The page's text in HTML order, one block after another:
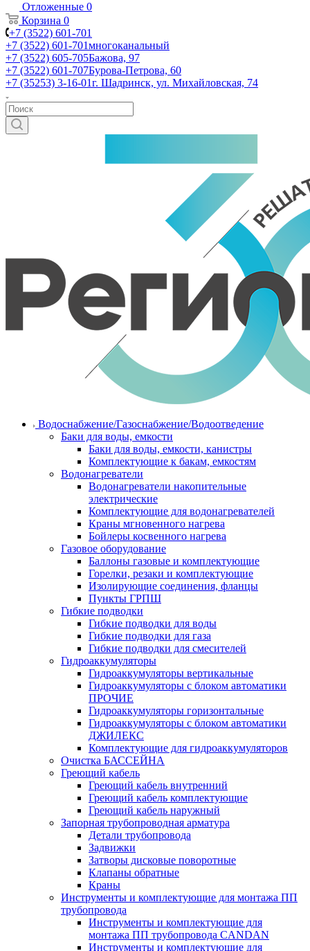
Отложенные 0
Корзина 0
+7 (3522) 601-701
+7 (3522) 601-701многоканальный
+7 (3522) 605-705Бажова, 97
+7 (3522) 601-707Бурова-Петрова, 60
+7 (35253) 3-16-01г. Шадринск, ул. Михайловская, 74
Водоснабжение/Газоснабжение/Водоотведение
Баки для воды, емкости
Баки для воды, емкости, канистры
Комплектующие к бакам, емкостям
Водонагреватели
Водонагреватели накопительные
электрические
Комплектующие для водонагревателей
Краны мгновенного нагрева
Бойлеры косвенного нагрева
Газовое оборудование
Баллоны газовые и комплектующие
Горелки, резаки и комплектующие
Изолирующие соединения, фланцы
Пункты ГРПШ
Гибкие подводки
Гибкие подводки для воды
Гибкие подводки для газа
Гибкие подводки для смесителей
Гидроаккумуляторы
Гидроаккумуляторы вертикальные
Гидроаккумуляторы с блоком автоматики
ПРОЧИЕ
Гидроаккумуляторы горизонтальные
Гидроаккумуляторы с блоком автоматики
ДЖИЛЕКС
Комплектующие для гидроаккумуляторов
Очистка БАССЕЙНА
Греющий кабель
Греющий кабель внутренний
Греющий кабель комплектующие
Греющий кабель наружный
Запорная трубопроводная арматура
Детали трубопровода
Задвижки
Затворы дисковые поворотные
Клапаны обратные
Краны
Инструменты и комплектующие для монтажа ПП
трубопровода
Инструменты и комплектующие для
монтажа ПП трубопровода CANDAN
Инструменты и комплектующие для